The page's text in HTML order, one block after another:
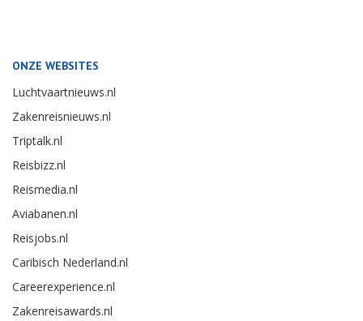
ONZE WEBSITES
Luchtvaartnieuws.nl
Zakenreisnieuws.nl
Triptalk.nl
Reisbizz.nl
Reismedia.nl
Aviabanen.nl
Reisjobs.nl
Caribisch Nederland.nl
Careerexperience.nl
Zakenreisawards.nl